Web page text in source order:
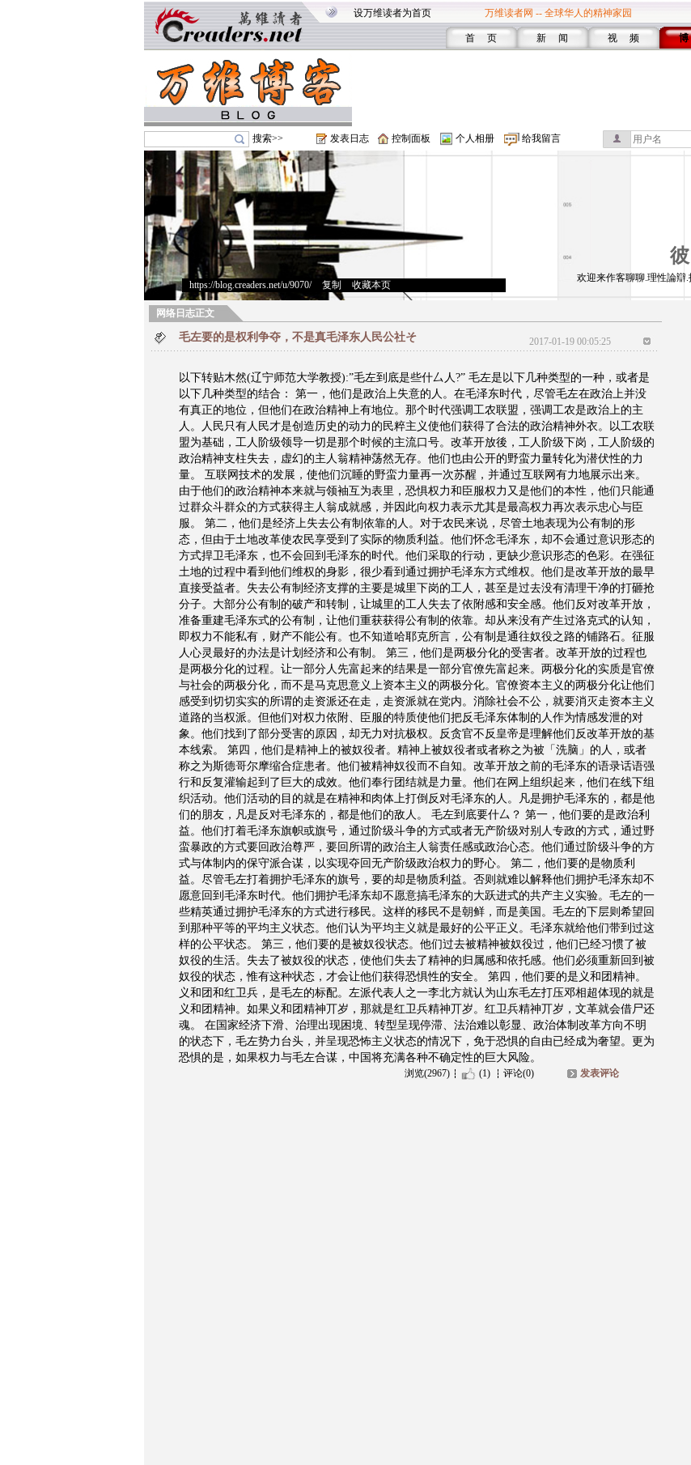
设万维读者为首页 万维读者网 -- 全球华人的精神家园
首 页 新 闻 视 频
搜索>> 发表日志 控制面板 个人相册 给我留言
https://blog.creaders.net/u/9070/> 复制 收藏本页
欢迎来作客聊聊.理性論辯
网络日志正文
毛左要的是权利争夺，不是真毛泽东人民公社そ 2017-01-19 00:05:25
以下转贴木然(辽宁师范大学教授):”毛左到底是些什厶人?” 毛左是以下几种类型的一种，或者是
以下几种类型的结合： 第一，他们是政治上失意的人。在毛泽东时代，尽管毛左在政治上并没
有真正的地位，但他们在政治精神上有地位。那个时代强调工农联盟，强调工农是政治上的主
人。人民只有人民才是创造历史的动力的民粹主义使他们获得了合法的政治精神外衣。以工农联
盟为基础，工人阶级领导一切是那个时候的主流口号。改革开放後，工人阶级下岗，工人阶级的
政治精神支柱失去，虚幻的主人翁精神荡然无存。他们也由公开的野蛮力量转化为潜伏性的力
量。 互联网技术的发展，使他们沉睡的野蛮力量再一次苏醒，并通过互联网有力地展示出来。
由于他们的政治精神本来就与领袖互为表里，恐惧权力和臣服权力又是他们的本性，他们只能通
过群众斗群众的方式获得主人翁成就感，并因此向权力表示尤其是最高权力再次表示忠心与臣
服。 第二，他们是经济上失去公有制依靠的人。对于农民来说，尽管土地表现为公有制的形
态，但由于土地改革使农民享受到了实际的物质利益。他们怀念毛泽东，却不会通过意识形态的
方式捍卫毛泽东，也不会回到毛泽东的时代。他们采取的行动，更缺少意识形态的色彩。在强征
土地的过程中看到他们维权的身影，很少看到通过拥护毛泽东方式维权。他们是改革开放的最早
直接受益者。失去公有制经济支撑的主要是城里下岗的工人，甚至是过去没有清理干净的打砸抢
分子。大部分公有制的破产和转制，让城里的工人失去了依附感和安全感。他们反对改革开放，
准备重建毛泽东式的公有制，让他们重获获得公有制的依靠。却从来没有产生过洛克式的认知，
即权力不能私有，财产不能公有。也不知道哈耶克所言，公有制是通往奴役之路的铺路石。征服
人心灵最好的办法是计划经济和公有制。 第三，他们是两极分化的受害者。改革开放的过程也
是两极分化的过程。让一部分人先富起来的结果是一部分官僚先富起来。两极分化的实质是官僚
与社会的两极分化，而不是马克思意义上资本主义的两极分化。官僚资本主义的两极分化让他们
感受到切切实实的所谓的走资派还在走，走资派就在党内。消除社会不公，就要消灭走资本主义
道路的当权派。但他们对权力依附、臣服的特质使他们把反毛泽东体制的人作为情感发泄的对
象。他们找到了部分受害的原因，却无力对抗极权。反贪官不反皇帝是理解他们反改革开放的基
本线索。 第四，他们是精神上的被奴役者。精神上被奴役者或者称之为被「洗脑」的人，或者
称之为斯德哥尔摩缩合症患者。他们被精神奴役而不自知。改革开放之前的毛泽东的语录话语强
行和反复灌输起到了巨大的成效。他们奉行团结就是力量。他们在网上组织起来，他们在线下组
织活动。他们活动的目的就是在精神和肉体上打倒反对毛泽东的人。凡是拥护毛泽东的，都是他
们的朋友，凡是反对毛泽东的，都是他们的敌人。 毛左到底要什厶？ 第一，他们要的是政治利
益。他们打着毛泽东旗帜或旗号，通过阶级斗争的方式或者无产阶级对别人专政的方式，通过野
蛮暴政的方式要回政治尊严，要回所谓的政治主人翁责任感或政治心态。他们通过阶级斗争的方
式与体制内的保守派合谋，以实现夺回无产阶级政治权力的野心。 第二，他们要的是物质利
益。尽管毛左打着拥护毛泽东的旗号，要的却是物质利益。否则就难以解释他们拥护毛泽东却不
愿意回到毛泽东时代。他们拥护毛泽东却不愿意搞毛泽东的大跃进式的共产主义实验。毛左的一
些精英通过拥护毛泽东的方式进行移民。这样的移民不是朝鲜，而是美国。毛左的下层则希望回
到那种平等的平均主义状态。他们认为平均主义就是最好的公平正义。毛泽东就给他们带到过这
样的公平状态。 第三，他们要的是被奴役状态。他们过去被精神被奴役过，他们已经习惯了被
奴役的生活。失去了被奴役的状态，使他们失去了精神的归属感和依托感。他们必须重新回到被
奴役的状态，惟有这种状态，才会让他们获得恐惧性的安全。 第四，他们要的是义和团精神。
义和团和红卫兵，是毛左的标配。左派代表人之一李北方就认为山东毛左打压邓相超体现的就是
义和团精神。如果义和团精神丌岁，那就是红卫兵精神丌岁。红卫兵精神丌岁，文革就会借尸还
魂。 在国家经济下滑、治理出现困境、转型呈现停滞、法治难以彰显、政治体制改革方向不明
的状态下，毛左势力台头，并呈现恐怖主义状态的情况下，免于恐惧的自由已经成为奢望。更为
恐惧的是，如果权力与毛左合谋，中国将充满各种不确定性的巨大风险。
浏览(2967) (1) 评论(0) 发表评论